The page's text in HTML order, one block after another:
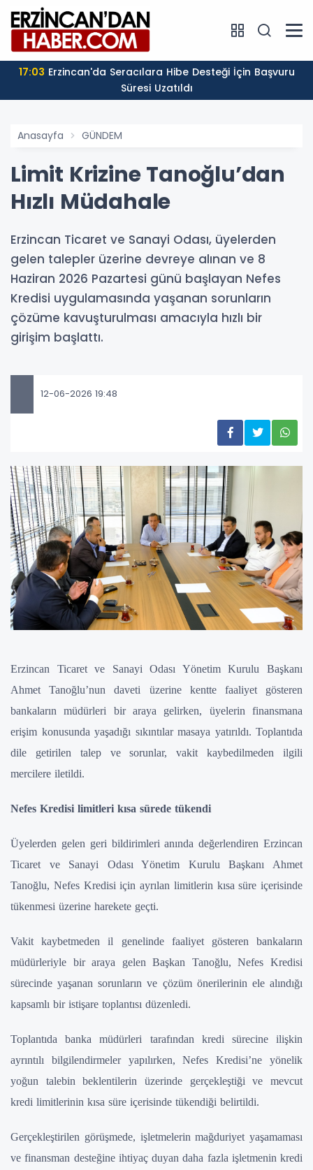
17:03
Süresi Uzatıldı
Anasayfa GÜNDEM
Limit Krizine Tanoğlu’dan
Hızlı Müdahale
Erzincan Ticaret ve Sanayi Odası, üyelerden
gelen talepler üzerine devreye alınan ve 8
Haziran 2026 Pazartesi günü başlayan Nefes
Kredisi uygulamasında yaşanan sorunların
çözüme kavuşturulması amacıyla hızlı bir
girişim başlattı.
12-06-2026 19:48
Erzincan Ticaret ve Sanayi Odası Yönetim Kurulu Başkanı
Ahmet Tanoğlu’nun daveti üzerine kentte faaliyet gösteren
bankaların müdürleri bir araya gelirken, üyelerin finansmana
erişim konusunda yaşadığı sıkıntılar masaya yatırıldı. Toplantıda
dile getirilen talep ve sorunlar, vakit kaybedilmeden ilgili
mercilere iletildi.
Nefes Kredisi limitleri kısa sürede tükendi
Üyelerden gelen geri bildirimleri anında değerlendiren Erzincan
Ticaret ve Sanayi Odası Yönetim Kurulu Başkanı Ahmet
Tanoğlu, Nefes Kredisi için ayrılan limitlerin kısa süre içerisinde
tükenmesi üzerine harekete geçti.
Vakit kaybetmeden il genelinde faaliyet gösteren bankaların
müdürleriyle bir araya gelen Başkan Tanoğlu, Nefes Kredisi
sürecinde yaşanan sorunların ve çözüm önerilerinin ele alındığı
kapsamlı bir istişare toplantısı düzenledi.
Toplantıda banka müdürleri tarafından kredi sürecine ilişkin
ayrıntılı bilgilendirmeler yapılırken, Nefes Kredisi’ne yönelik
yoğun talebin beklentilerin üzerinde gerçekleştiği ve mevcut
kredi limitlerinin kısa süre içerisinde tükendiği belirtildi.
Gerçekleştirilen görüşmede, işletmelerin mağduriyet yaşamaması
ve finansman desteğine ihtiyaç duyan daha fazla işletmenin kredi